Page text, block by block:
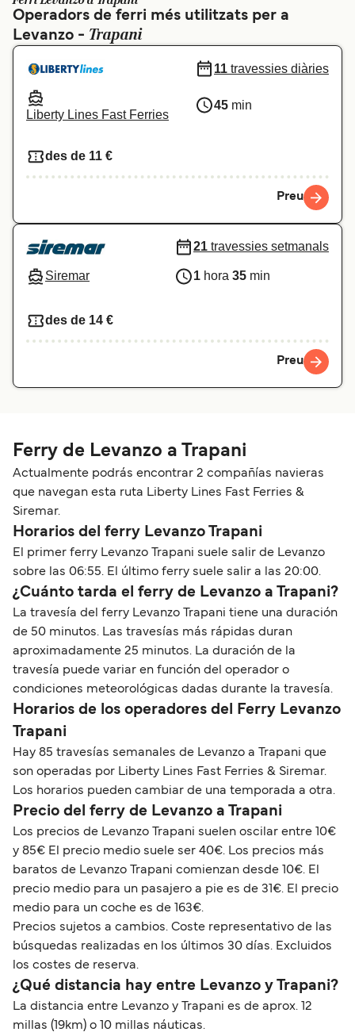
Schweiz (DE) Norge
Operadors de ferri més utilitzats per a
Levanzo - Trapani
Liberty Lines Fast Ferries
11 travessies diàries
45 min
des de 11 €
Preu
Siremar
21 travessies setmanals
1 hora 35 min
des de 14 €
Preu
Ferry de Levanzo a Trapani
Actualmente podrás encontrar 2 compañías navieras
que navegan esta ruta Liberty Lines Fast Ferries &
Siremar.
Horarios del ferry Levanzo Trapani
El primer ferry Levanzo Trapani suele salir de Levanzo
sobre las 06:55. El último ferry suele salir a las 20:00.
¿Cuánto tarda el ferry de Levanzo a Trapani?
La travesía del ferry Levanzo Trapani tiene una duración
de 50 minutos. Las travesías más rápidas duran
aproximadamente 25 minutos. La duración de la
travesía puede variar en función del operador o
condiciones meteorológicas dadas durante la travesía.
Horarios de los operadores del Ferry Levanzo
Trapani
Hay 85 travesías semanales de Levanzo a Trapani que
son operadas por Liberty Lines Fast Ferries & Siremar.
Los horarios pueden cambiar de una temporada a otra.
Precio del ferry de Levanzo a Trapani
Los precios de Levanzo Trapani suelen oscilar entre 10€
y 85€ El precio medio suele ser 40€. Los precios más
baratos de Levanzo Trapani comienzan desde 10€. El
precio medio para un pasajero a pie es de 31€. El precio
medio para un coche es de 163€.
Precios sujetos a cambios. Coste representativo de las
búsquedas realizadas en los últimos 30 días. Excluidos
los costes de reserva.
¿Qué distancia hay entre Levanzo y Trapani?
La distancia entre Levanzo y Trapani es de aprox. 12
millas (19km) o 10 millas náuticas.